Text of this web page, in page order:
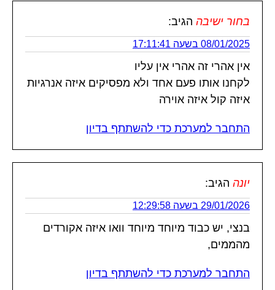
בחור ישיבה הגיב:
08/01/2025 בשעה 17:11:41
אין אהרי זה אהרי אין עליו
לקחנו אותו פעם אחד ולא מפסיקים איזה אנרגיות
איזה קול איזה אוירה
התחבר למערכת כדי להשתתף בדיון
יונה הגיב:
29/01/2026 בשעה 12:29:58
בנצי, יש כבוד מיוחד מיוחד וואו איזה אקורדים
מהממים,
התחבר למערכת כדי להשתתף בדיון